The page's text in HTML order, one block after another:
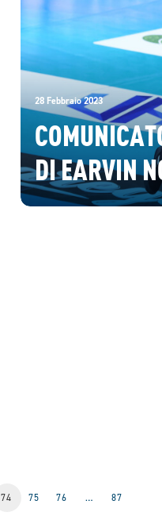
28 Febbraio 2023
DI EARVIN
74 75 76 … 87